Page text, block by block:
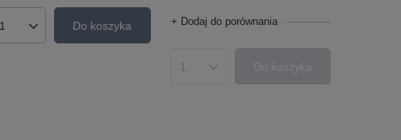
Ilość produktówDo koszyka + Dodaj do porównania
Ilość produktówDo koszyka